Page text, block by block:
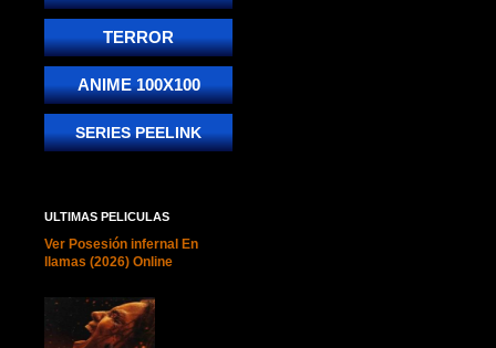
TERROR
ANIME 100X100
SERIES PEELINK
ULTIMAS PELICULAS
Ver Posesión infernal En
llamas (2026) Online